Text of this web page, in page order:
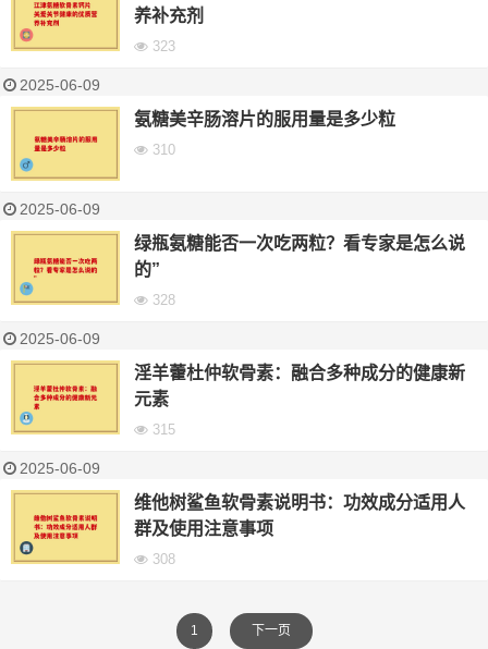
养补充剂
323
2025-06-09
氨糖美辛肠溶片的服用量是多少粒
310
2025-06-09
绿瓶氨糖能否一次吃两粒？看专家是怎么说
的”
328
2025-06-09
淫羊藿杜仲软骨素：融合多种成分的健康新
元素
315
2025-06-09
维他树鲨鱼软骨素说明书：功效成分适用人
群及使用注意事项
308
1 下一页